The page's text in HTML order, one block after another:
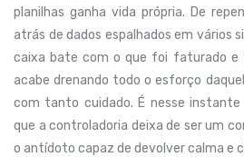
planilhas ganha vida própria. De
atrás de dados espalhados em vários
caixa bate com o que foi faturado e
acabe drenando todo o esforço
com tanto cuidado. É nesse instante
que a controladoria deixa de ser um
o antídoto capaz de devolver calma e